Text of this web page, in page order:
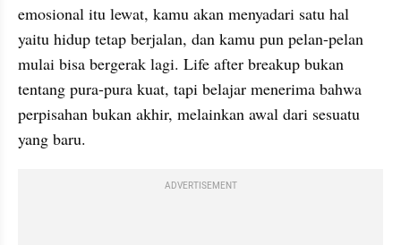
emosional itu lewat, kamu akan menyadari satu hal
yaitu hidup tetap berjalan, dan kamu pun pelan-pelan
mulai bisa bergerak lagi. Life after breakup bukan
tentang pura-pura kuat, tapi belajar menerima bahwa
perpisahan bukan akhir, melainkan awal dari sesuatu
yang baru.
ADVERTISEMENT